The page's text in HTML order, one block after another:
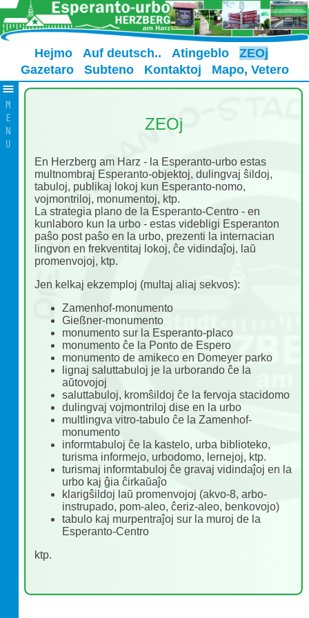
Hejmo Auf deutsch.. Atingeblo
ZEOj
Gazetaro
Subteno Kontaktoj Mapo, Vetero
ZEOj
En Herzberg am Harz - la Esperanto-urbo estas
multnombraj Esperanto-objektoj, dulingvaj ŝildoj,
tabuloj, publikaj lokoj kun Esperanto-nomo,
vojmontriloj, monumentoj, ktp.
La strategia plano de la Esperanto-Centro - en
kunlaboro kun la urbo - estas videbligi Esperanton
paŝo post paŝo en la urbo, prezenti la internacian
lingvon en frekventitaj lokoj, ĉe vidindaĵoj, laŭ
promenvojoj, ktp.
Jen kelkaj ekzemploj (multaj aliaj sekvos):
Zamenhof-monumento
Gießner-monumento
monumento sur la Esperanto-placo
monumento ĉe la Ponto de Espero
monumento de amikeco en Domeyer parko
lignaj saluttabuloj je la urborando ĉe la
aŭtovojoj
saluttabuloj, kromŝildoj ĉe la fervoja stacidomo
dulingvaj vojmontriloj dise en la urbo
multlingva vitro-tabulo ĉe la Zamenhof-
monumento
informtabuloj ĉe la kastelo, urba biblioteko,
turisma informejo, urbodomo, lernejoj, ktp.
turismaj informtabuloj ĉe gravaj vidindaĵoj en la
urbo kaj ĝia ĉirkaŭaĵo
klarigŝildoj laŭ promenvojoj (akvo-8, arbo-
instrupado, pom-aleo, ĉeriz-aleo, benkovojo)
tabulo kaj murpentraĵoj sur la muroj de la
Esperanto-Centro
ktp.